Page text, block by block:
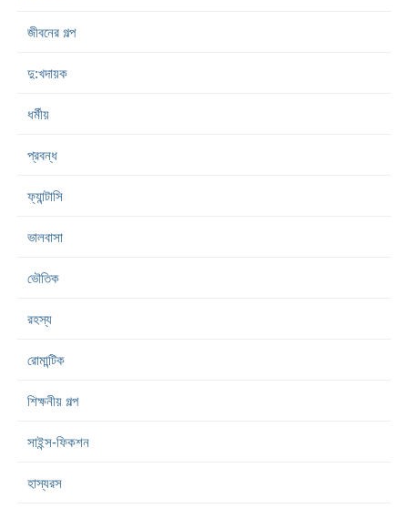
জীবনের গল্প
দু:খদায়ক
ধর্মীয়
প্রবন্ধ
ফ্যান্টাসি
ভালবাসা
ভৌতিক
রহস্য
রোমান্টিক
শিক্ষনীয় গল্প
সাইন্স-ফিকশন
হাস্যরস